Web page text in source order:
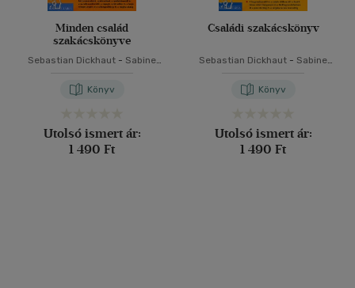
Minden család
szakácskönyve
Sebastian Dickhaut - Sabine
Könyv
Utolsó ismert ár:
1 490 Ft
Családi szakácskönyv
Sebastian Dickhaut - Sabine
Könyv
Utolsó ismert ár:
1 490 Ft